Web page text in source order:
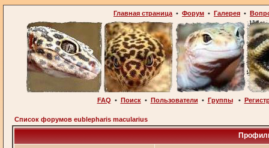
Главная страница • Форум • Галерея •
FAQ • Поиск• Пользователи • Группы•
Список форумов eublepharis macularius